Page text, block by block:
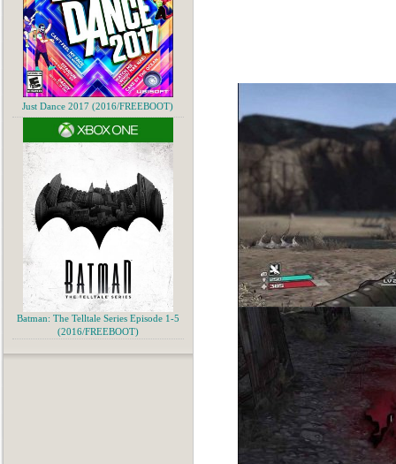
Just Dance 2017 (2016/FREEBOOT)
Batman: The Telltale Series Episode 1-5
(2016/FREEBOOT)